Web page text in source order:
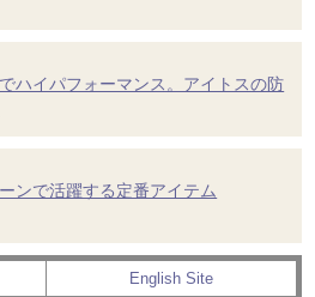
ハイパフォーマンス。アイトスの防
ンで活躍する定番アイテム
English Site